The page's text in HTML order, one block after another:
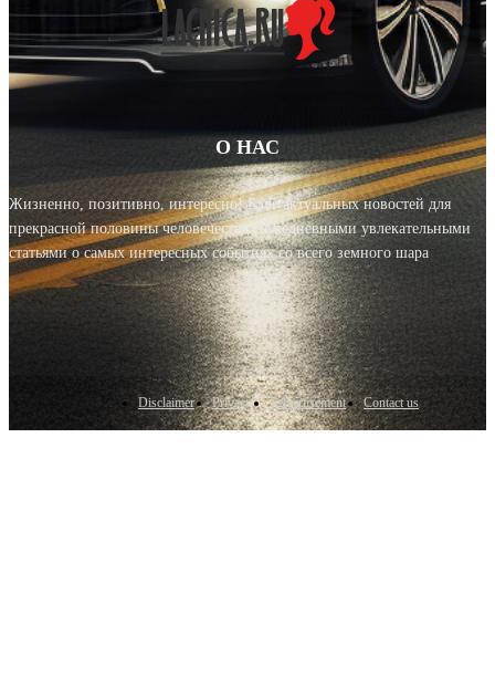
О НАС
Жизненно, позитивно, интересно! Блог актуальных новостей для
прекрасной половины человечества с ежедневными увлекательными
статьями о самых интересных событиях со всего земного шара
Disclaimer Privacy Advertisement Contact us